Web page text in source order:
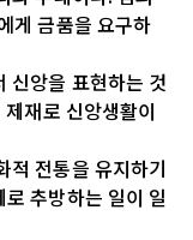
게 금품을 요구하
신앙을 표현하는 것
재로 신앙생활이
적 전통을 유지하기
추방하는 일이 일